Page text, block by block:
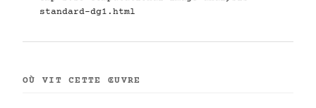
standard-dg1.html
OÙ VIT CETTE ŒUVRE